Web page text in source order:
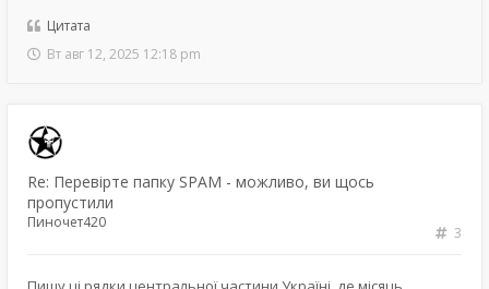
Цитата
Вт авг 12, 2025 12:18 pm
Re: Перевірте папку SPAM - можливо, ви щось
пропустили
3
Пиночет420